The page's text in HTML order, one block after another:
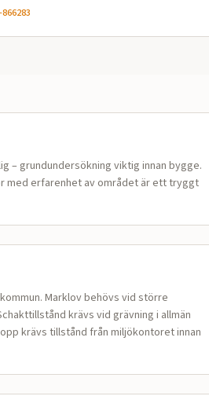
– grundundersökning viktig innan bygge.
med erfarenhet av området är ett tryggt
Marklov behövs vid större
krävs vid grävning i allmän
krävs tillstånd från miljökontoret innan